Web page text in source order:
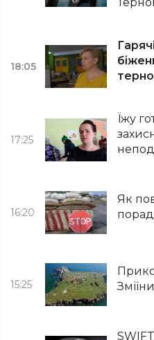
18:05
17:25
Їжу
16:20
Як
15:25